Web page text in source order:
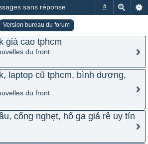
#
sans réponse
Version bureau du forum
giá cao tphcm
du front
laptop cũ tphcm, bình dương,
du front
cống nghẹt, hố ga giá rẻ uy tín